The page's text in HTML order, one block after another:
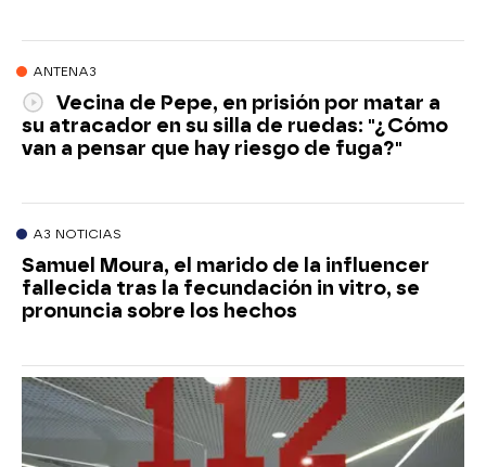
ANTENA3
Vecina de Pepe, en prisión por matar a
su atracador en su silla de ruedas: "¿Cómo
van a pensar que hay riesgo de fuga?"
A3 NOTICIAS
Samuel Moura, el marido de la influencer
fallecida tras la fecundación in vitro, se
pronuncia sobre los hechos